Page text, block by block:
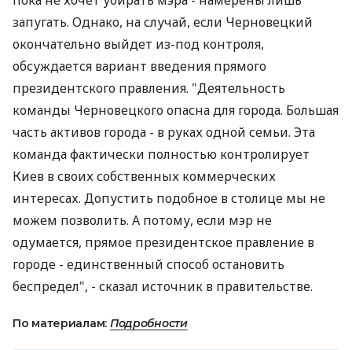
запугать. Однако, на случай, если Черновецкий
окончательно выйдет из-под контроля,
обсуждается вариант введения прямого
президентского правления. "Деятельность
команды Черновецкого опасна для города. Большая
часть активов города - в руках одной семьи. Эта
команда фактически полностью контролирует
Киев в своих собственных коммерческих
интересах. Допустить подобное в столице мы не
можем позволить. А потому, если мэр не
одумается, прямое президентское правление в
городе - единственный способ остановить
беспредел", - сказал источник в правительстве.
По материалам: Подробности